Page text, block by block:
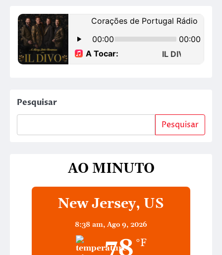
Pesquisar
Pesquisar
AO MINUTO
New Jersey, US
8:38 am, Ago 9, 2026
°F